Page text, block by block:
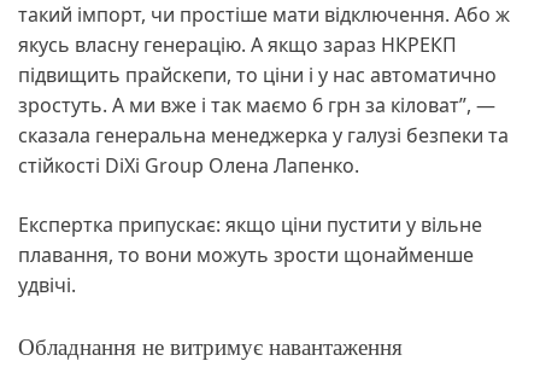
такий імпорт, чи простіше мати відключення. Або ж
якусь власну генерацію. А якщо зараз НКРЕКП
підвищить прайскепи, то ціни і у нас автоматично
зростуть. А ми вже і так маємо 6 грн за кіловат”, —
сказала генеральна менеджерка у галузі безпеки та
стійкості DiXi Group Олена Лапенко.
Експертка припускає: якщо ціни пустити у вільне
плавання, то вони можуть зрости щонайменше
удвічі.
Обладнання не витримує навантаження